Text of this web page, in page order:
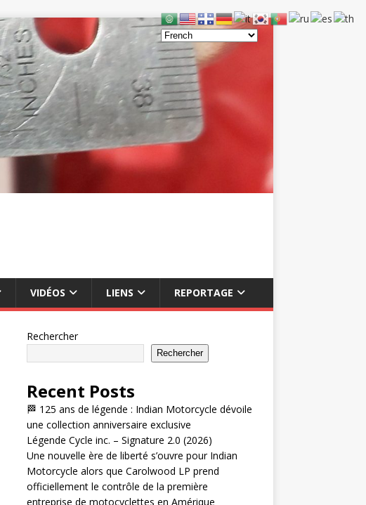
VIDÉOS LIENS REPORTAGE
Rechercher
Rechercher
Recent Posts
🏁 125 ans de légende : Indian Motorcycle dévoile
une collection anniversaire exclusive
Légende Cycle inc. – Signature 2.0 (2026)
Une nouvelle ère de liberté s’ouvre pour Indian
Motorcycle alors que Carolwood LP prend
officiellement le contrôle de la première
entreprise de motocyclettes en Amérique